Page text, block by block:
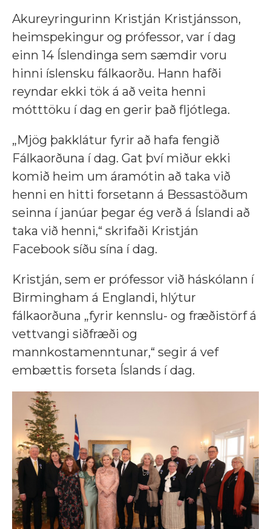
Akureyringurinn Kristján Kristjánsson,
heimspekingur og prófessor, var í dag
einn 14 Íslendinga sem sæmdir voru
hinni íslensku fálkaorðu. Hann hafði
reyndar ekki tök á að veita henni
mótttöku í dag en gerir það fljótlega.
„Mjög þakklátur fyrir að hafa fengið
Fálkaorðuna í dag. Gat því miður ekki
komið heim um áramótin að taka við
henni en hitti forsetann á Bessastöðum
seinna í janúar þegar ég verð á Íslandi að
taka við henni,“ skrifaði Kristján
Facebook síðu sína í dag.
Kristján, sem er prófessor við háskólann í
Birmingham á Englandi, hlýtur
fálkaorðuna „fyrir kennslu- og fræðistörf á
vettvangi siðfræði og
mannkostamenntunar,“ segir á vef
embættis forseta Íslands í dag.